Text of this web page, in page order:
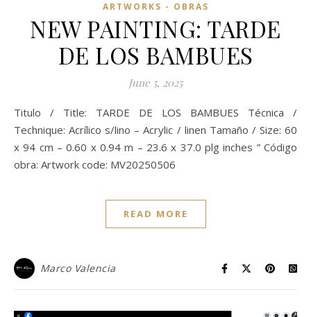
ARTWORKS - OBRAS
NEW PAINTING: TARDE
DE LOS BAMBUES
June 5, 2025
Titulo / Title: TARDE DE LOS BAMBUES Técnica /
Technique: Acrílico s/lino – Acrylic / linen Tamaño / Size: 60
x 94 cm – 0.60 x 0.94 m – 23.6 x 37.0 plg inches ” Código
obra: Artwork code: MV20250506
READ MORE
Marco Valencia